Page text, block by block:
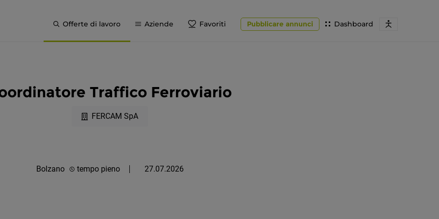
Offerte di lavoro Aziende Favoriti Dashboard
Pubblicare annunci
Traffico Ferroviario
FERCAM SpA
Bolzano tempo pieno 27.07.2026